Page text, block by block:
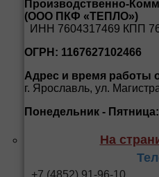
Производственно-
(ООО ПКФ «ТЕПЛО»)
ИНН 7604317469 КПП
ОГРН: 1167627102466
Адрес и время работы
г. Ярославль, ул.
Понедельник - Пятница:
На
+7 (4852) 91-96-10